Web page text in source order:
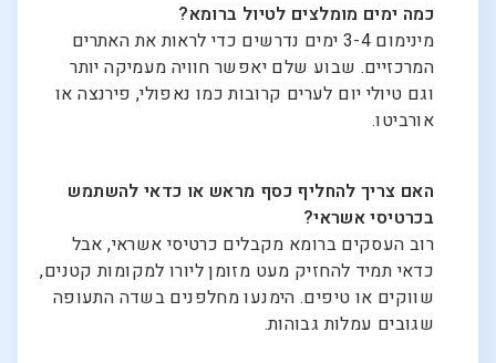
כמה ימים מומלצים לטיול ברומא?
מינימום 3-4 ימים נדרשים כדי לראות את האתרים
המרכזיים. שבוע שלם יאפשר חוויה מעמיקה יותר
וגם טיולי יום לערים קרובות כמו נאפולי, פירנצה או
אורביטו.
האם צריך להחליף כסף מראש או כדאי להשתמש
בכרטיסי אשראי?
רוב העסקים ברומא מקבלים כרטיסי אשראי, אבל
כדאי תמיד להחזיק מעט מזומן ליורו למקומות קטנים,
שווקים או טיפים. הימנעו מחלפנים בשדה התעופה
שגובים עמלות גבוהות.